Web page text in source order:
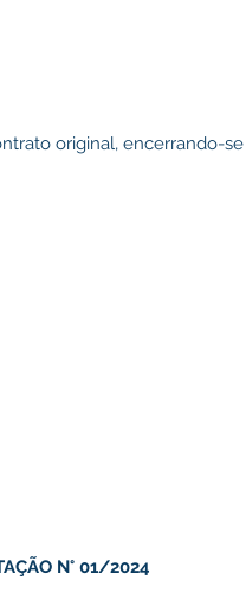
original, encerrando-
N° 01/2024